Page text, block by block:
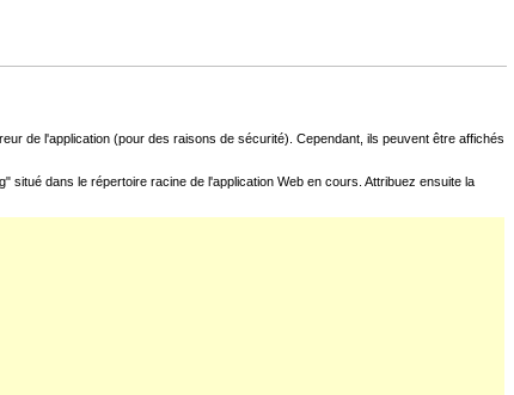
de l'application (pour des raisons de sécurité). Cependant, ils peuvent être affichés
dans le répertoire racine de l'application Web en cours. Attribuez ensuite la